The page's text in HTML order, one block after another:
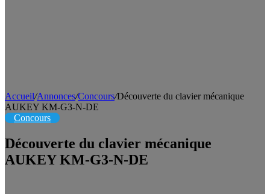
Accueil/Annonces/Concours/Découverte du clavier mécanique
AUKEY KM-G3-N-DE
Concours
Découverte du clavier mécanique
AUKEY KM-G3-N-DE